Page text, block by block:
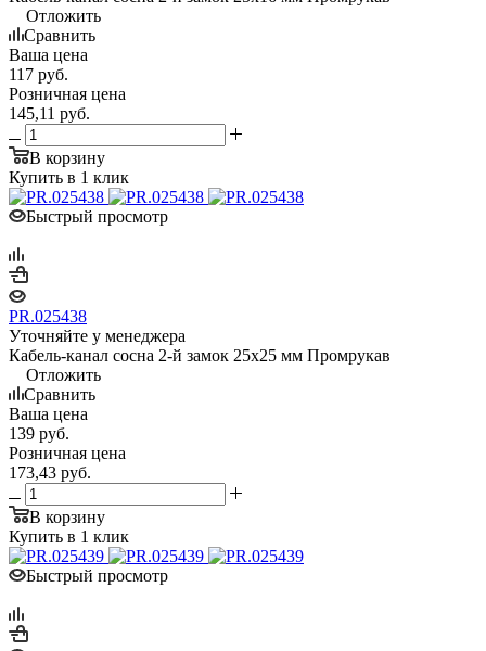
Отложить
Сравнить
Ваша цена
117 руб.
Розничная цена
145,11 руб.
В корзину
Купить в 1 клик
Быстрый просмотр
PR.025438
Уточняйте у менеджера
Кабель-канал сосна 2-й замок 25х25 мм Промрукав
Отложить
Сравнить
Ваша цена
139 руб.
Розничная цена
173,43 руб.
В корзину
Купить в 1 клик
Быстрый просмотр